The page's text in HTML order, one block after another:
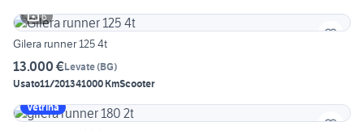
6
Gilera runner 125 4t
13.000 €Levate(BG)
Usato11/201341000 KmScooter
Vetrina